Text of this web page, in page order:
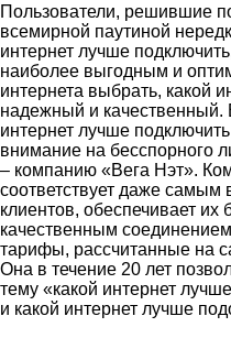
Пользователи, решившие
всемирной паутиной
интернет лучше
наиболее выгодным и
интернета выбрать, какой
надежный и качественный.
интернет лучше
внимание на бесспорного
– компанию «Вега Нэт».
соответствует даже
клиентов, обеспечивает
качественным
тарифы, рассчитанные на
Она в течение 20 лет
тему «какой интернет
и какой интернет лучше